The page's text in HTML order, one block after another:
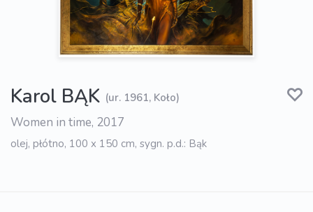
Karol BĄK (ur. 1961, Koło)
Women in time, 2017
olej, płótno, 100 x 150 cm, sygn. p.d.: Bąk